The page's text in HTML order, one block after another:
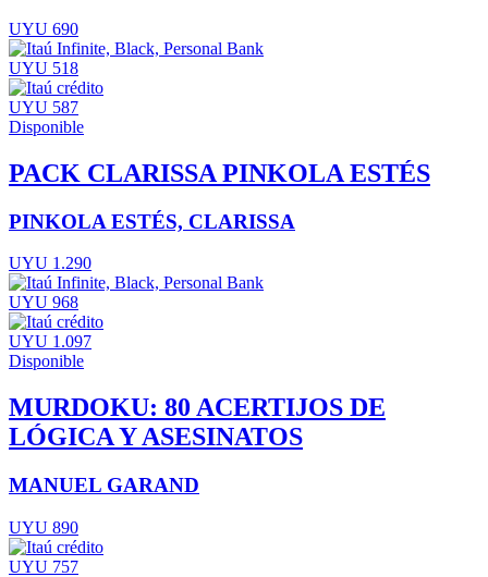
UYU 690
UYU 518
UYU 587
Disponible
PACK CLARISSA PINKOLA ESTÉS
PINKOLA ESTÉS, CLARISSA
UYU 1.290
UYU 968
UYU 1.097
Disponible
MURDOKU: 80 ACERTIJOS DE
LÓGICA Y ASESINATOS
MANUEL GARAND
UYU 890
UYU 757